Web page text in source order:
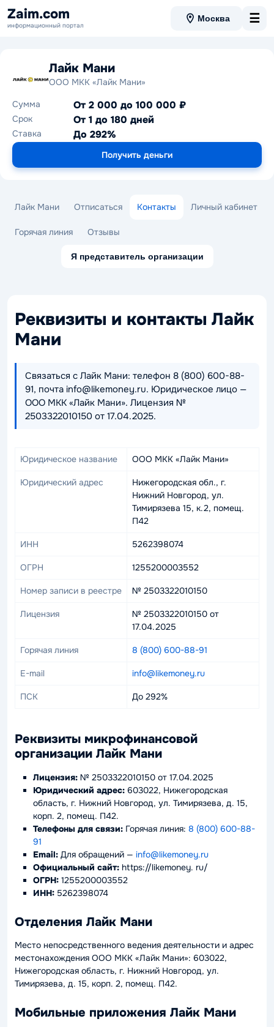
Zaim.com
информационный портал
Москва ☰
Лайк Мани
ООО МКК «Лайк Мани»
Сумма
От 2 000 до 100 000 ₽
Срок От 1 до 180 дней
Ставка До 292%
Получить деньги
Лайк Мани Отписаться Контакты Личный кабинет
Горячая линия Отзывы
Я представитель организации
Реквизиты и контакты Лайк
Мани
Связаться с Лайк Мани: телефон 8 (800) 600-88-
91, почта info@likemoney.ru. Юридическое лицо —
ООО МКК «Лайк Мани». Лицензия №
2503322010150 от 17.04.2025.
Юридическое название ООО МКК «Лайк Мани»
Юридический адрес
Нижегородская обл., г.
Нижний Новгород, ул.
Тимирязева 15, к.2, помещ.
П42
ИНН 5262398074
ОГРН 1255200003552
Номер записи в реестре № 2503322010150
Лицензия
№ 2503322010150 от
17.04.2025
Горячая линия 8 (800) 600-88-91
E-mail info@likemoney.ru
ПСК До 292%
Реквизиты микрофинансовой
организации Лайк Мани
Лицензия: № 2503322010150 от 17.04.2025
Юридический адрес: 603022, Нижегородская
область, г. Нижний Новгород, ул. Тимирязева, д. 15,
корп. 2, помещ. П42.
Телефоны для связи: Горячая линия: 8 (800) 600-88-
91
Email: Для обращений — info@likemoney.ru
Официальный сайт: https://likemoney. ru/
ОГРН: 1255200003552
ИНН: 5262398074
Отделения Лайк Мани
Место непосредственного ведения деятельности и адрес
местонахождения ООО МКК «Лайк Мани»: 603022,
Нижегородская область, г. Нижний Новгород, ул.
Тимирязева, д. 15, корп. 2, помещ. П42.
Мобильные приложения Лайк Мани